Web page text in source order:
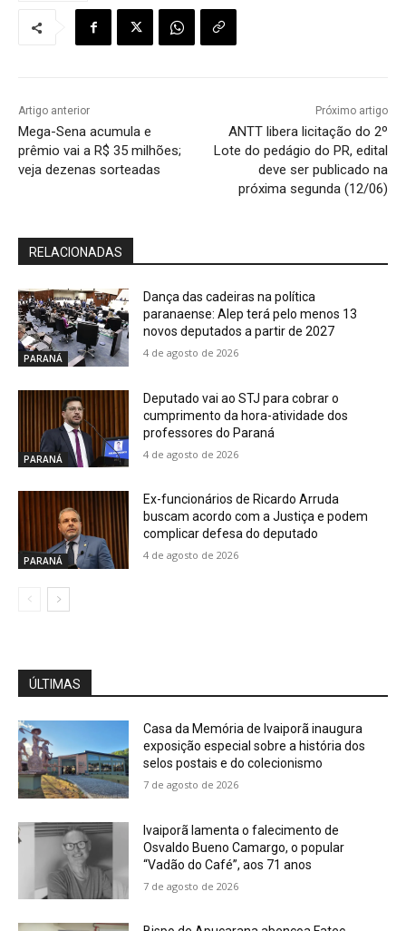
Artigo anterior
Mega-Sena acumula e
prêmio vai a R$ 35 milhões;
veja dezenas sorteadas
Próximo artigo
ANTT libera licitação do 2º
Lote do pedágio do PR, edital
deve ser publicado na
próxima segunda (12/06)
RELACIONADAS
PARANÁ
Dança das cadeiras na política
paranaense: Alep terá pelo menos 13
novos deputados a partir de 2027
4 de agosto de 2026
PARANÁ
Deputado vai ao STJ para cobrar o
cumprimento da hora-atividade dos
professores do Paraná
4 de agosto de 2026
PARANÁ
Ex-funcionários de Ricardo Arruda
buscam acordo com a Justiça e podem
complicar defesa do deputado
4 de agosto de 2026
ÚLTIMAS
Casa da Memória de Ivaiporã inaugura
exposição especial sobre a história dos
selos postais e do colecionismo
7 de agosto de 2026
Ivaiporã lamenta o falecimento de
Osvaldo Bueno Camargo, o popular
“Vadão do Café”, aos 71 anos
7 de agosto de 2026